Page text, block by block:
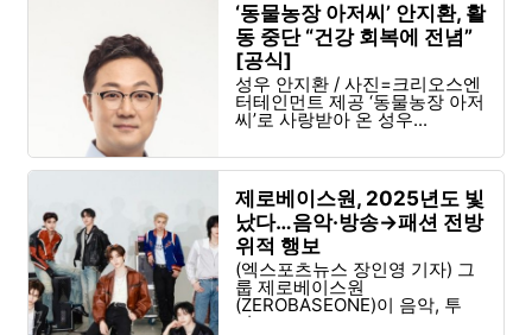
‘동물농장 아저씨’ 안지환, 활
동 중단 “건강 회복에 전념”
[공식]
성우 안지환 / 사진=크리오스엔
터테인먼트 제공 ‘동물농장 아저
씨’로 사랑받아 온 성우...
제로베이스원, 2025년도 빛
났다…음악·방송→패션 전방
위적 행보
(엑스포츠뉴스 장인영 기자) 그
룹 제로베이스원
(ZEROBASEONE)이 음악, 투
어,...